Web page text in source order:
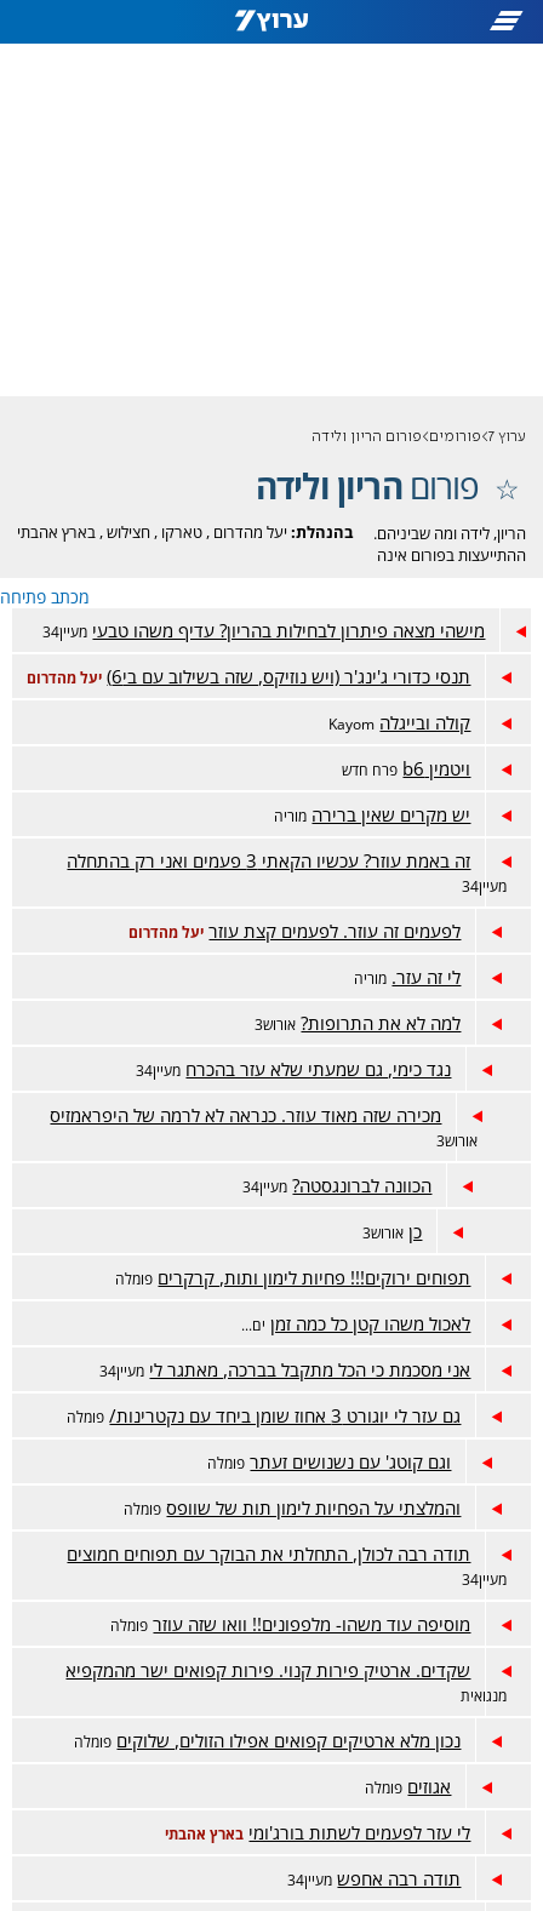
ערוץ 7 פורומים פורום הריון ולידה
פורוםהריון ולידה
בהנהלת: יעל מהדרום ,טארקו ,חצילוש,בארץ אהבתי
הריון, לידה ומה שביניהם.
ההתייעצות בפורום אינה
הפורום דתי, נא לכבד את
רגשות הגולשות בסגנון
לפורום אמהות הפתוח-
מכתב פתיחה
מישהי מצאה פיתרון לבחילות בהריון? עדיף משהו טבעי מעיין34
תנסי כדורי ג'ינג'ר (ויש נוזיקס, שזה בשילוב עם בי6) יעל מהדרום
קולה ובייגלה Kayom
ויטמין b6 פרח חדש
יש מקרים שאין ברירה מוריה
זה באמת עוזר? עכשיו הקאתי 3 פעמים ואני רק בהתחלה
מעיין34
לפעמים זה עוזר. לפעמים קצת עוזר יעל מהדרום
לי זה עזר. מוריה
למה לא את התרופות? אורוש3
נגד כימי, גם שמעתי שלא עזר בהכרח מעיין34
מכירה שזה מאוד עוזר. כנראה לא לרמה של היפראמזיס
אורוש3
הכוונה לברונגסטה? מעיין34
כן אורוש3
תפוחים ירוקים!!! פחיות לימון ותות, קרקרים פומלה
לאכול משהו קטן כל כמה זמן ים...
אני מסכמת כי הכל מתקבל בברכה, מאתגר לי מעיין34
גם עזר לי יוגורט 3 אחוז שומן ביחד עם נקטרינות/ פומלה
וגם קוטג' עם נשנושים זעתר פומלה
והמלצתי על הפחיות לימון תות של שוופס פומלה
תודה רבה לכולן, התחלתי את הבוקר עם תפוחים חמוצים
מעיין34
מוסיפה עוד משהו- מלפפונים!! וואו שזה עוזר פומלה
שקדים. ארטיק פירות קנוי. פירות קפואים ישר מהמקפיא
מנגואית
נכון מלא ארטיקים קפואים אפילו הזולים, שלוקים פומלה
אגוזים פומלה
לי עזר לפעמים לשתות בורג'ומי בארץ אהבתי
תודה רבה אחפש מעיין34